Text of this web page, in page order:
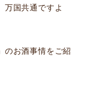
万国共通ですよ
のお酒事情をご紹